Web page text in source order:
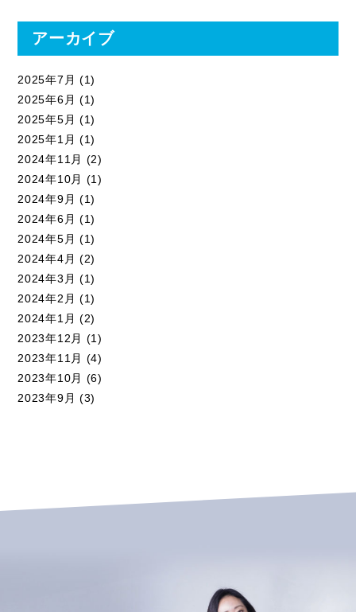
アーカイブ
2025年7月 (1)
2025年6月 (1)
2025年5月 (1)
2025年1月 (1)
2024年11月 (2)
2024年10月 (1)
2024年9月 (1)
2024年6月 (1)
2024年5月 (1)
2024年4月 (2)
2024年3月 (1)
2024年2月 (1)
2024年1月 (2)
2023年12月 (1)
2023年11月 (4)
2023年10月 (6)
2023年9月 (3)